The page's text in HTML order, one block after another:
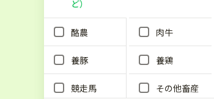
ど）
酪農 肉牛
養豚 養鶏
競走馬 その他畜産